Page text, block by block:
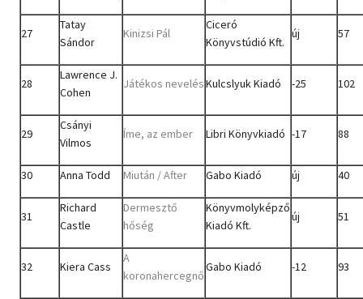
27
Tatay
Sándor
Kinizsi Pál
Ciceró
Könyvstúdió Kft.
új 57
28
Lawrence J.
Cohen
Játékos nevelésKulcslyuk Kiadó -25 102
29
Csányi
Vilmos
Íme, az ember Libri Könyvkiadó -17 88
30 Anna Todd Miután / After Gabo Kiadó új 40
31
Richard
Castle
Dermesztő
hőség
Könyvmolyképző
Kiadó Kft.
új 51
32 Kiera Cass
A
koronahercegnő
Gabo Kiadó -12 93